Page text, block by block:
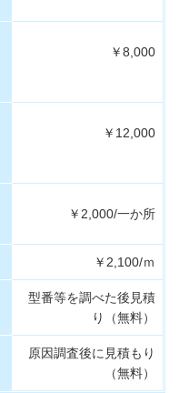
￥8,000
￥12,000
￥2,000/一か所
￥2,100/ｍ
型番等を調べた後見積
り（無料）
原因調査後に見積もり
（無料）